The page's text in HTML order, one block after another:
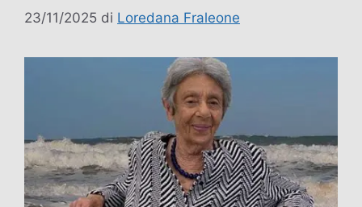
23/11/2025 di Loredana Fraleone